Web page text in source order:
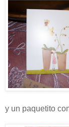
y un paquetito